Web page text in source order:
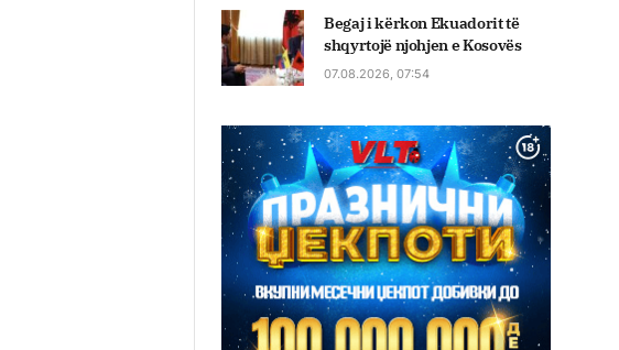
Begaj i kërkon Ekuadorit të
shqyrtojë njohjen e Kosovës
07.08.2026, 07:54